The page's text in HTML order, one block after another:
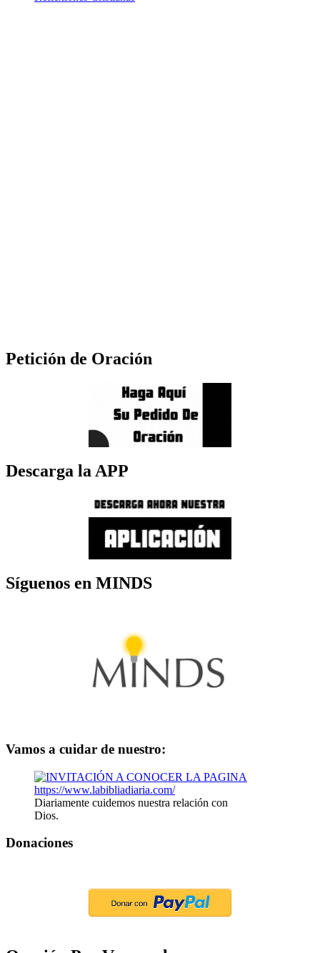
Petición de Oración
Descarga la APP
Síguenos en MINDS
Vamos a cuidar de nuestro:
Diariamente cuidemos nuestra relación con
Dios.
Donaciones